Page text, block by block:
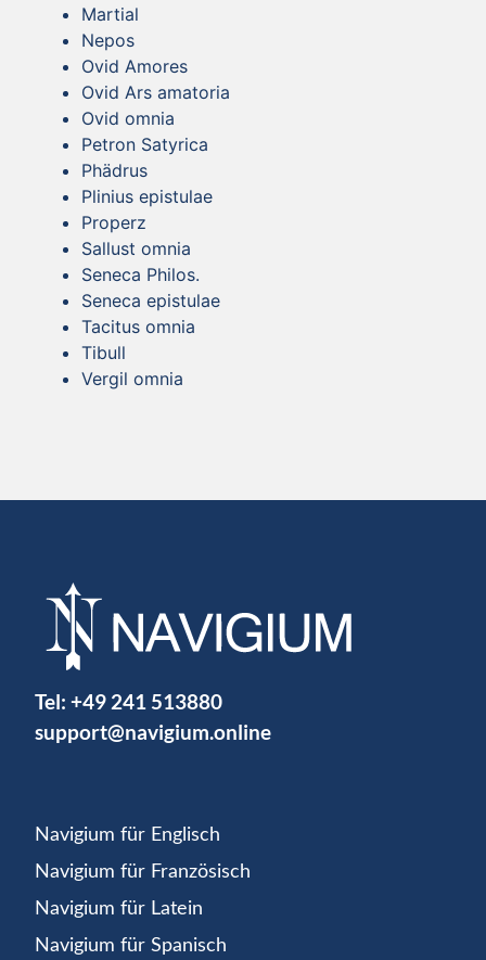
Martial
Nepos
Ovid Amores
Ovid Ars amatoria
Ovid omnia
Petron Satyrica
Phädrus
Plinius epistulae
Properz
Sallust omnia
Seneca Philos.
Seneca epistulae
Tacitus omnia
Tibull
Vergil omnia
Tel: +49 241 513880
support@navigium.online
Navigium für Englisch
Navigium für Französisch
Navigium für Latein
Navigium für Spanisch